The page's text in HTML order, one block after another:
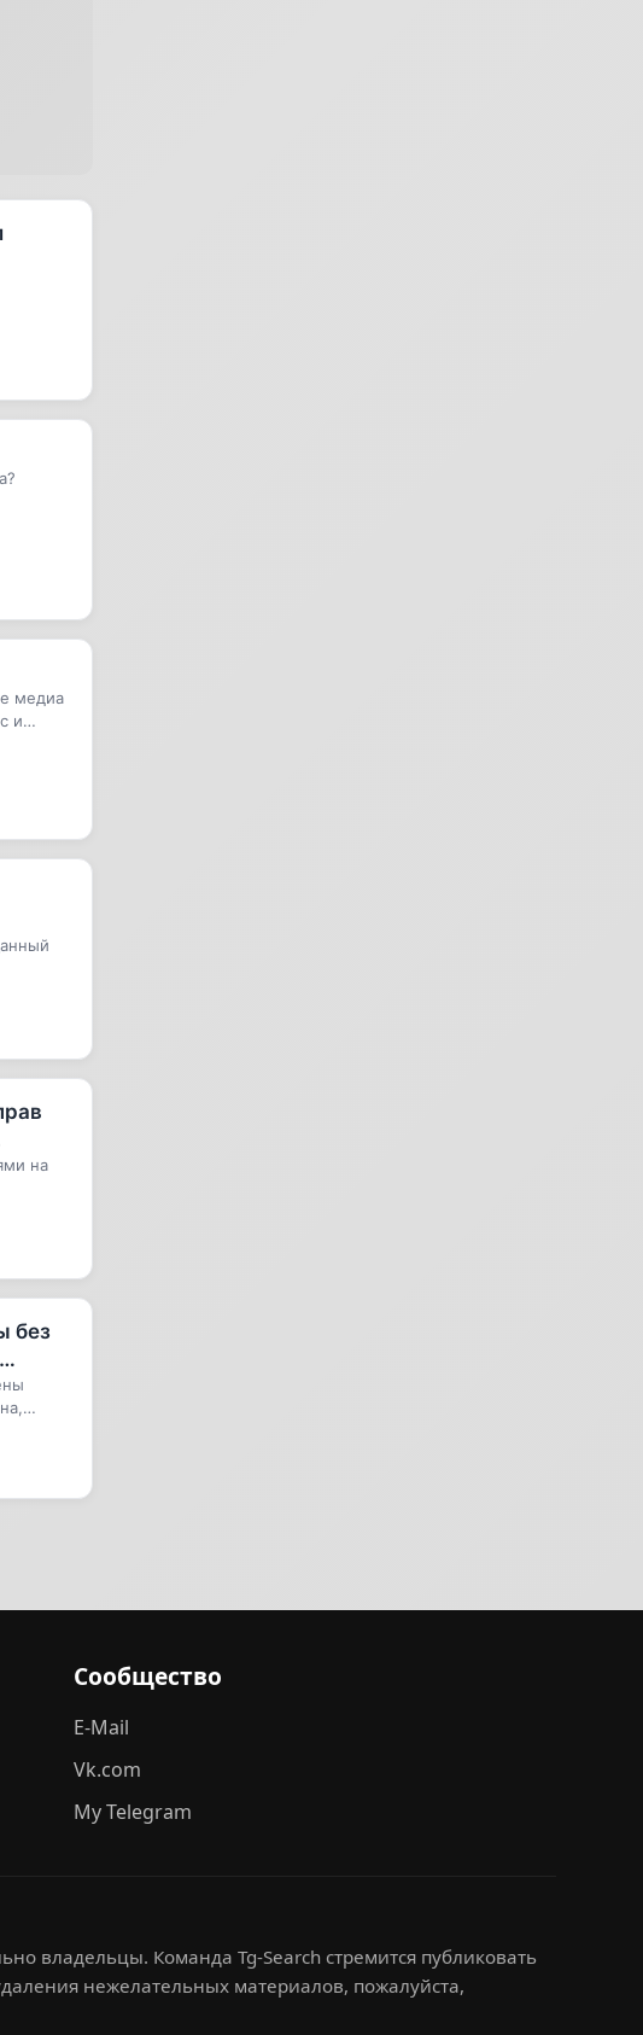
медиа
и
на
без
Сообщество
E-Mail
Vk.com
My Telegram
владельцы. Команда Tg-Search стремится публиковать
нежелательных материалов, пожалуйста,